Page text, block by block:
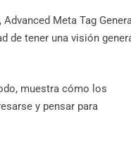
Meta Tag
de tener una visión
muestra cómo los
y pensar para